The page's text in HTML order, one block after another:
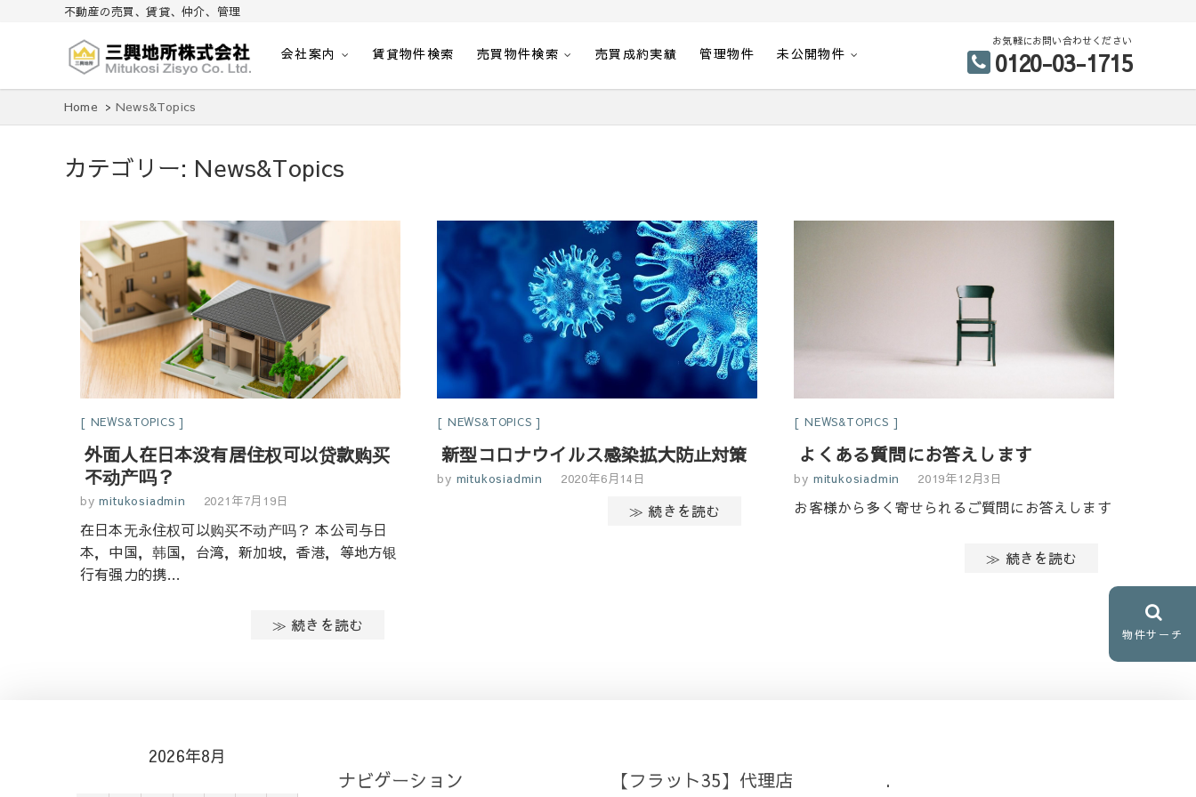
不動産の売買、賃貸、仲介、管理
三興地所株式会社
不動産の売買、賃貸、仲介、管理
会社案内 賃貸物件検索 売買物件検索 売買成約実績 管理物件 未公開物件
お気軽にお問い合わせください
0120-03-1715
Home News&Topics
カテゴリー: News&Topics
NEWS&TOPICS
外面人在日本没有居住权可以贷款购买
不动产吗？
by mitukosiadmin 2021年7月19日
在日本无永住权可以购买不动产吗？ 本公司与日
本，中国，韩国，台湾，新加坡，香港，等地方银
行有强力的携…
≫ 続きを読む
NEWS&TOPICS
新型コロナウイルス感染拡大防止対策
by mitukosiadmin 2020年6月14日
≫ 続きを読む
NEWS&TOPICS
よくある質問にお答えします
by mitukosiadmin 2019年12月3日
お客様から多く寄せられるご質問にお答えします
≫ 続きを読む
物件サーチ
2026年8月
ナビゲーション 【フラット35】代理店 .